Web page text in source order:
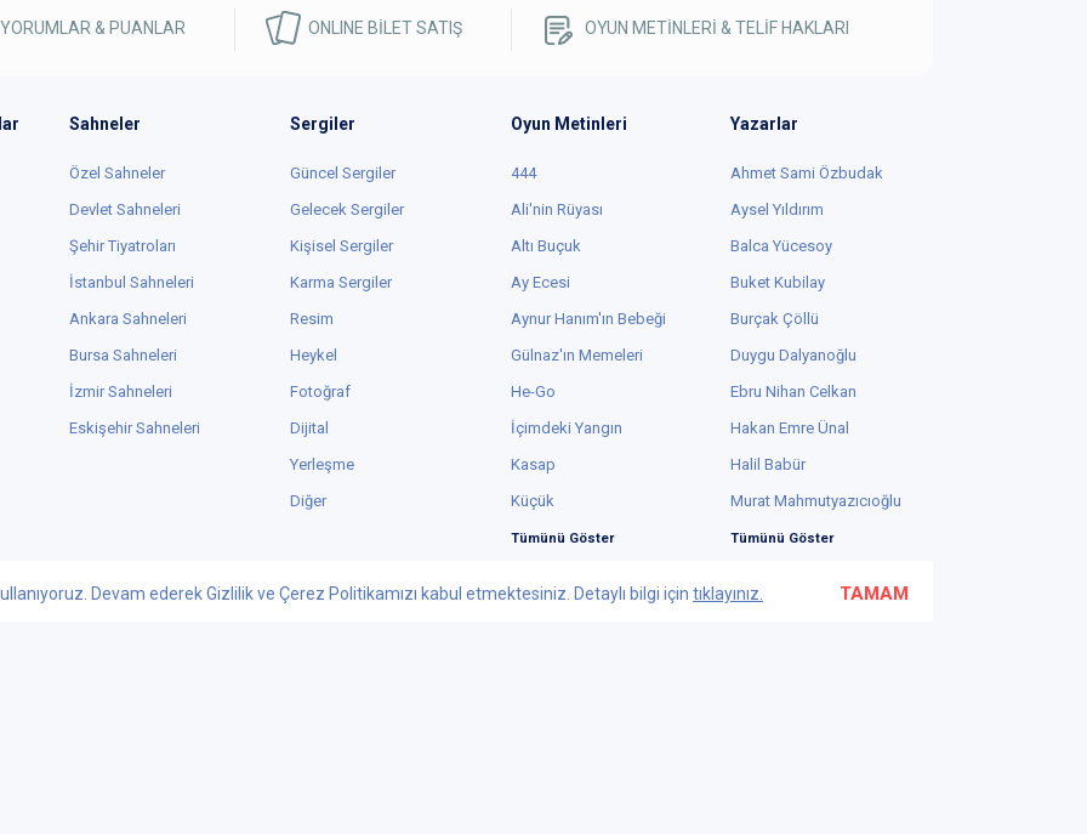
Devam ederek Gizlilik ve Çerez Politikamızı kabul etmektesiniz. Detaylı bilgi için tıklayınız. TAMAM
YORUMLAR & PUANLAR ONLINE BİLET SATIŞ OYUN METİNLERİ & TELİF HAKLARI
Sahneler
Özel Sahneler
Devlet Sahneleri
Şehir Tiyatroları
İstanbul Sahneleri
Ankara Sahneleri
Bursa Sahneleri
İzmir Sahneleri
Eskişehir Sahneleri
Sergiler
Güncel Sergiler
Gelecek Sergiler
Kişisel Sergiler
Karma Sergiler
Resim
Heykel
Fotoğraf
Dijital
Yerleşme
Diğer
Oyun Metinleri
444
Ali'nin Rüyası
Altı Buçuk
Ay Ecesi
Aynur Hanım'ın Bebeği
Gülnaz'ın Memeleri
He-Go
İçimdeki Yangın
Kasap
Küçük
Tümünü Göster
Yazarlar
Ahmet Sami Özbudak
Aysel Yıldırım
Balca Yücesoy
Buket Kubilay
Burçak Çöllü
Duygu Dalyanoğlu
Ebru Nihan Celkan
Hakan Emre Ünal
Halil Babür
Murat Mahmutyazıcıoğlu
Tümünü Göster